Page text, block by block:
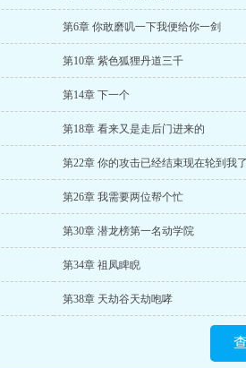
第6章 你敢磨叽一下我便给你一剑
第10章 紫色狐狸丹道三千
第14章 下一个
第18章 看来又是走后门进来的
第22章 你的攻击已经结束现在轮到我了
第26章 我需要两位帮个忙
第30章 潜龙榜第一名动学院
第34章 祖凤睥睨
第38章 天劫谷天劫咆哮